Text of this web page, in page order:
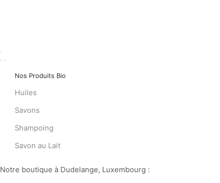
Nos Produits Bio
Huiles
Savons
Shampoing
Savon au Lait
Notre boutique à Dudelange, Luxembourg :